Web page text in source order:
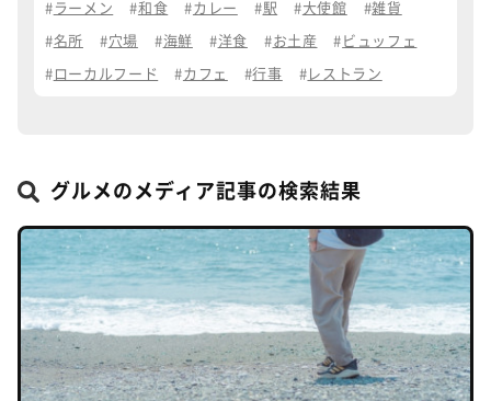
ラーメン 和食 カレー 駅 大使館 雑貨
名所 穴場 海鮮 洋食 お土産 ビュッフェ
ローカルフード カフェ 行事 レストラン
グルメのメディア記事の検索結果